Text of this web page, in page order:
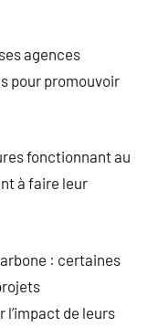
agences
pour promouvoir
fonctionnant au
à faire leur
: certaines
de leurs